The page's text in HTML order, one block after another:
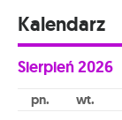
Kalendarz
Sierpień2026
pn wt